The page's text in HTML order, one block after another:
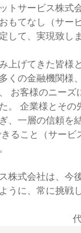
トサービス株式
もてなし（サー
して、実現致し
上げてきた皆様
くの金融機関様
お客様のニーズ
。 企業様とその
、一層の信頼を
ること（サービ
株式会社は、今
うに、常に挑戦